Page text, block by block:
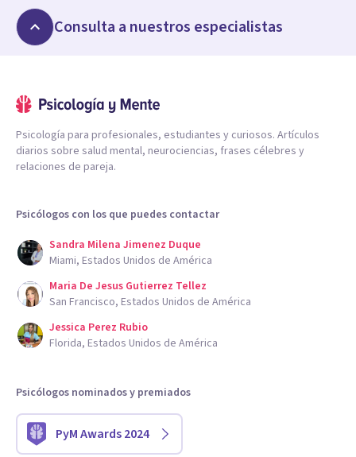
Consulta a nuestros especialistas
Psicología para profesionales, estudiantes y curiosos. Artículos
diarios sobre salud mental, neurociencias, frases célebres y
relaciones de pareja.
Psicólogos con los que puedes contactar
Sandra Milena Jimenez Duque
Miami, Estados Unidos de América
Maria De Jesus Gutierrez Tellez
San Francisco, Estados Unidos de América
Jessica Perez Rubio
Florida, Estados Unidos de América
Psicólogos nominados y premiados
PyM Awards 2024